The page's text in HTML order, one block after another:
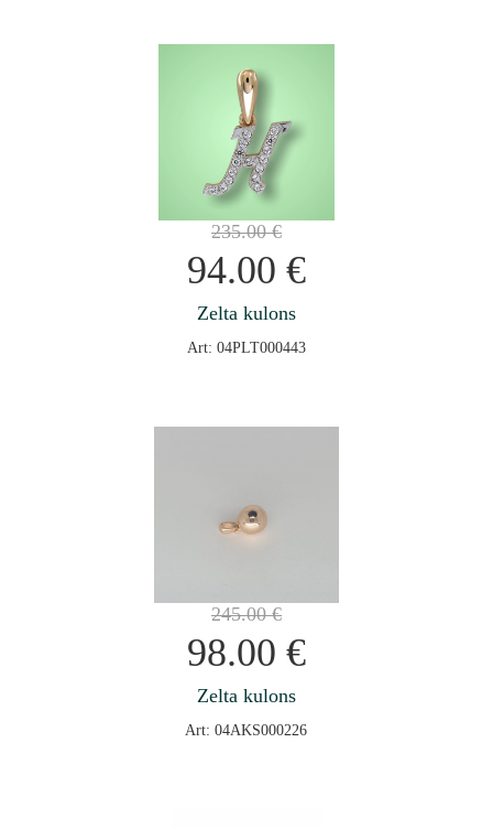
235.00€
94.00 €
Zelta kulons
Art: 04PLT000443
245.00€
98.00 €
Zelta kulons
Art: 04AKS000226